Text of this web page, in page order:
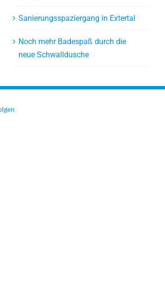
Sanierungsspaziergang in Extertal
Noch mehr Badespaß durch die
neue Schwalldusche